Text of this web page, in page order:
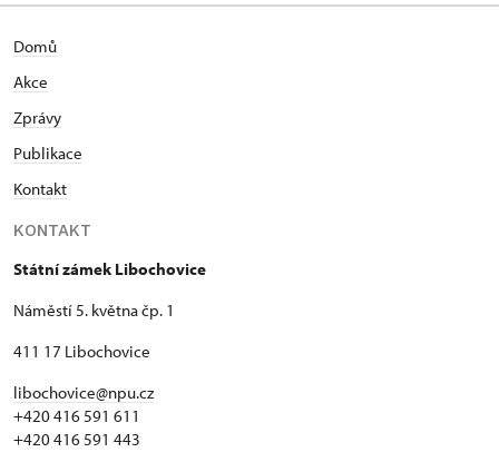
Domů
Akce
Zprávy
Publikace
Kontakt
KONTAKT
Státní zámek Libochovice
Náměstí 5. května čp. 1
411 17 Libochovice
libochovice@npu.cz
+420 416 591 611
+420 416 591 443